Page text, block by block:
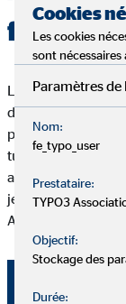
La détermination,
du travail
pensons que tu ne
tu travailles à ton
aujourd'hui ? Est-
je commence
Avec nous, tu
Cookies
Les cookies
sont
Paramètres
Nom:
fe_typo_user
Prestataire:
TYPO3
Objectif:
Stockage des
Durée: